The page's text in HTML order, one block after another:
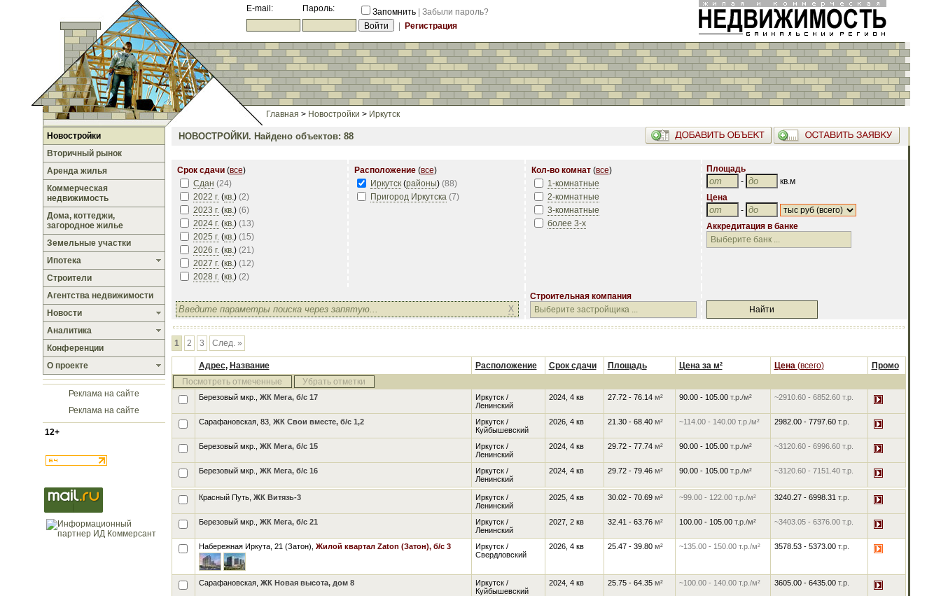
E-mail: Пароль: Запомнить
Забыли пароль?
Регистрация
Главная > Новостройки > Иркутск
Новостройки
Вторичный рынок
Аренда жилья
Коммерческая
недвижимость
Дома, коттеджи,
загородное жилье
Земельные участки
Ипотека
Строители
Агентства недвижимости
Новости
Аналитика
Конференции
О проекте
Реклама на сайте
Реклама на сайте
12+
НОВОСТРОЙКИ. Найдено объектов: 88
Срок сдачи(все)
Сдан (24)
2022 г. (кв.) (2)
2023 г. (кв.) (6)
2024 г. (кв.) (13)
2025 г. (кв.) (15)
2026 г. (кв.) (21)
2027 г. (кв.) (12)
2028 г. (кв.) (2)
Расположение(все)
Иркутск (районы) (88)
Пригород Иркутска (7)
Кол-во комнат(все)
1-комнатные
2-комнатные
3-комнатные
более 3-х
Площадь
-
кв.м
Цена
-
Аккредитация в банке
Аккредитация в банке
X
Строительная компания
Строительная компания
1 2 3 След. »
Адрес, Название Расположение Срок сдачи Площадь Цена за м² Цена (всего)
Промо
Посмотреть отмеченные
Убрать отметки
Березовый мкр., ЖК Мега, б/с 17
Иркутск /
Ленинский
2024, 4 кв 27.72 - 76.14 м² 90.00- 105.00 т.р./м² ~2910.60- 6852.60 т.р.
Сарафановская, 83, ЖК Свои вместе, б/с 1,2
Иркутск /
Куйбышевский
2026, 4 кв 21.30 - 68.40 м² ~114.00- 140.00 т.р./м² 2982.00- 7797.60 т.р.
Березовый мкр., ЖК Мега, б/с 15
Иркутск /
Ленинский
2024, 4 кв 29.72 - 77.74 м² 90.00- 105.00 т.р./м² ~3120.60- 6996.60 т.р.
Березовый мкр., ЖК Мега, б/с 16
Иркутск /
Ленинский
2024, 4 кв 29.72 - 79.46 м² 90.00- 105.00 т.р./м² ~3120.60- 7151.40 т.р.
Красный Путь, ЖК Витязь-3
Иркутск /
Ленинский
2025, 4 кв 30.02 - 70.69 м² ~99.00- 122.00 т.р./м² 3240.27- 6998.31 т.р.
Березовый мкр., ЖК Мега, б/с 21
Иркутск /
Ленинский
2027, 2 кв 32.41 - 63.76 м² 100.00- 105.00 т.р./м² ~3403.05- 6376.00 т.р.
Набережная Иркута, 21 (Затон), Жилой квартал Zaton (Затон), б/с 3
Иркутск /
Свердловский
2026, 4 кв 25.47 - 39.80 м² ~135.00- 150.00 т.р./м² 3578.53- 5373.00 т.р.
Сарафановская, ЖК Новая высота, дом 8
Иркутск /
Куйбышевский
2024, 4 кв 25.75 - 64.35 м² ~100.00- 140.00 т.р./м² 3605.00- 6435.00 т.р.